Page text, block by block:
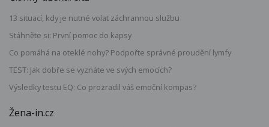
13 situací, kdy je nutné volat záchrannou službu
Stáhněte si: První pomoc do kapsy
Co pomáhá na oteklé nohy? Podpořte správné proudění lymfy
TEST: Jak dobře se vyznáte ve svých emocích?
Výsledky testu EQ: Co prozradil váš emoční kompas?
Žena-in.cz